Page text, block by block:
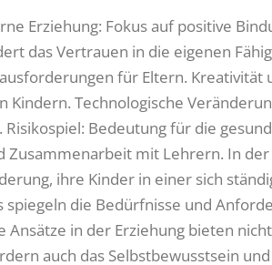
Erziehung: Fokus auf positive
das Vertrauen in die eigenen
für Eltern. Kreativität
Kindern. Technologische
Bedeutung für die
Zusammenarbeit mit Lehrern. In
ihre Kinder in einer sich
spiegeln die Bedürfnisse und
Ansätze in der Erziehung bieten
auch das Selbstbewusstsein